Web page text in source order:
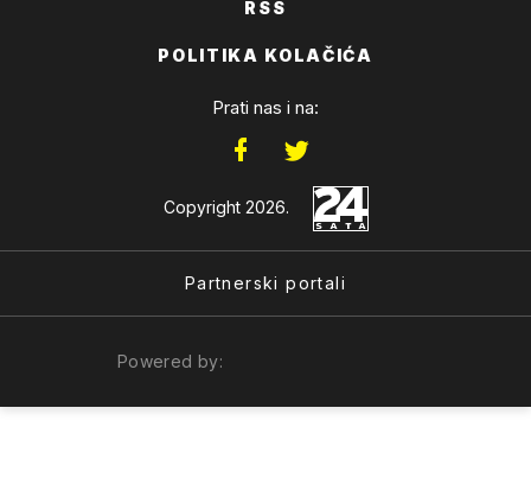
RSS
POLITIKA KOLAČIĆA
Prati nas i na:
Copyright 2026.
Partnerski portali
Powered by: